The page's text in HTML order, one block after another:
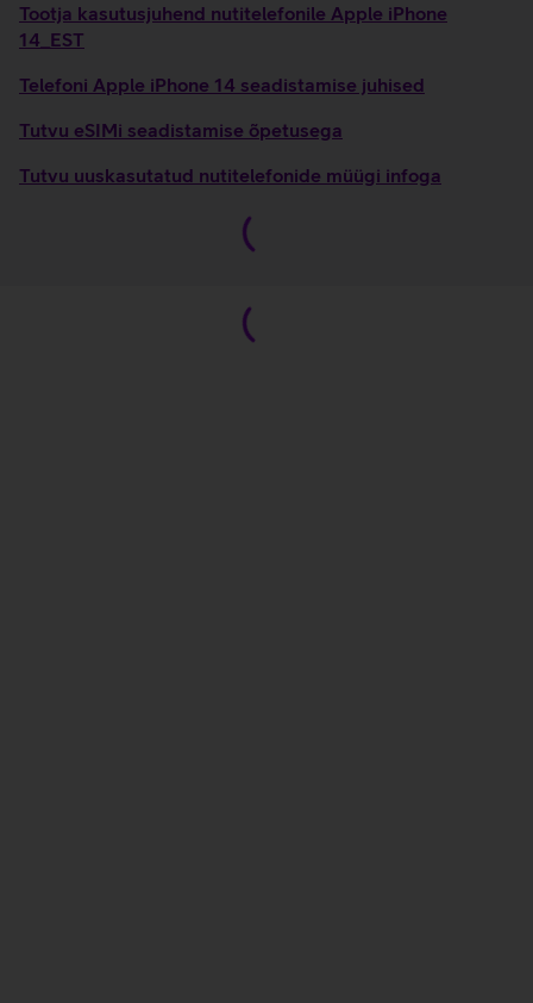
Tootja kasutusjuhend nutitelefonile Apple iPhone
14_EST
Telefoni Apple iPhone 14 seadistamise juhised
Tutvu eSIMi seadistamise õpetusega
Tutvu uuskasutatud nutitelefonide müügi infoga